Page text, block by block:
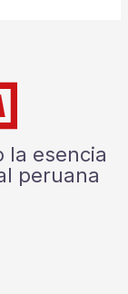
la esencia
peruana